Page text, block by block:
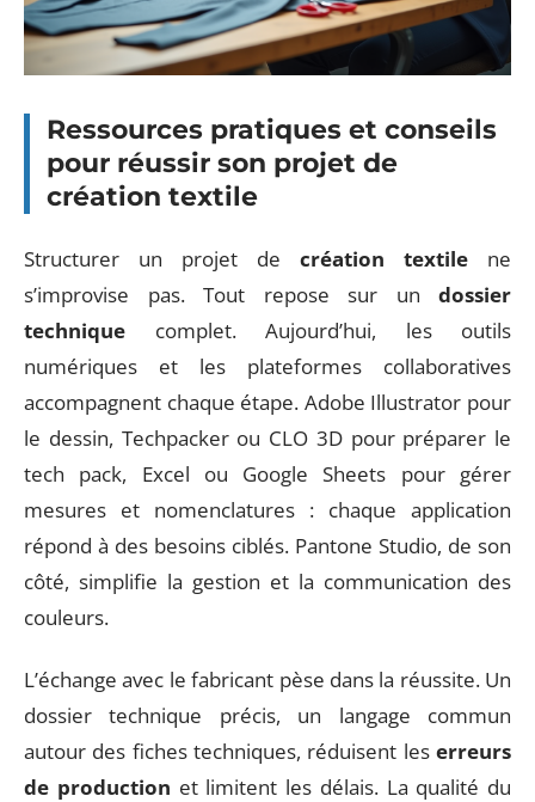
Ressources pratiques et conseils
pour réussir son projet de
création textile
Structurer un projet de création textile ne
s’improvise pas. Tout repose sur un dossier
technique complet. Aujourd’hui, les outils
numériques et les plateformes collaboratives
accompagnent chaque étape. Adobe Illustrator pour
le dessin, Techpacker ou CLO 3D pour préparer le
tech pack, Excel ou Google Sheets pour gérer
mesures et nomenclatures : chaque application
répond à des besoins ciblés. Pantone Studio, de son
côté, simplifie la gestion et la communication des
couleurs.
L’échange avec le fabricant pèse dans la réussite. Un
dossier technique précis, un langage commun
autour des fiches techniques, réduisent les erreurs
de production et limitent les délais. La qualité du